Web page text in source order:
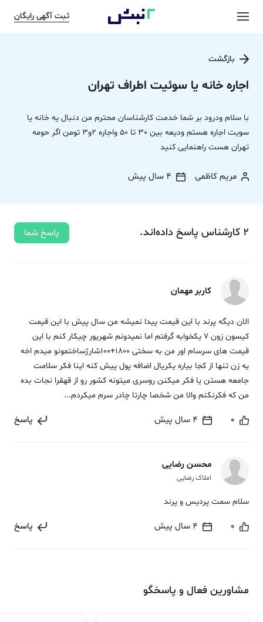
ثبت آگهی رایگان
بازگشت
اجاره خانه یا سوئیت اطراف تهران
با سلام ودرود بر شما خدمت کارشناسان محترم من دنبال یه خانه یا
سویت اجاره هستم ودیعه بین 30 تا 50 واجاره 2و3 تومن اگر حومه
تهران هست راهنمایی کنید
مریم کاظمی 4 سال پیش
2 کارشناس پاسخ داده‌اند. پاسخ شما
کاربر مهمان
الان دیگه پرند با این قیمت پیدا نمیشه من سال پیش با این قیمت
کیسون زون 7 یکخوابه گرفتم اما نمیدونم شهریور چیکار کنم با این
قیمت های سرسام اور من به سختی 1800+100شارژساختمونو میدم اخه
یه زن تنها از کجا بیاره یکریال اضافه پول پیش کنه اینا فکر سلامت
جامعه هستن یا فکر میکنن روسری میتونه کشور رو از قهقرا نجات بده
من که فکرنکنم والا من شخصا چارتا چادر سرم میکردم...
0 4 سال پیش پاسخ
محسن رضایی
املاک رضایی
سلام سمت پردیس و پرند
0 4 سال پیش پاسخ
مشاورین فعال و پاسخگو